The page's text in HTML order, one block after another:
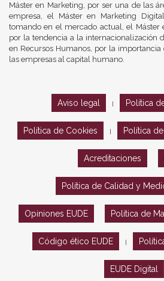
Máster en Marketing, por ser una de las
empresa, el Máster en Marketing
tomando en el mercado actual, el Máster
por la tendencia a la internacionalización
en Recursos Humanos, por la
las empresas al capital humano.
Aviso legal Política
Política de Cookies Política
Acreditaciones
Política de Calidad y
Opiniones EUDE Política de
Código ético EUDE
EUDE Digital